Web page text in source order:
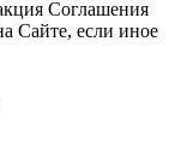
Соглашения
Сайте, если иное